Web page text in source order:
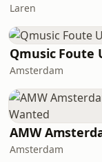
Laren
Qmusic Foute
Amsterdam
Amsterdam